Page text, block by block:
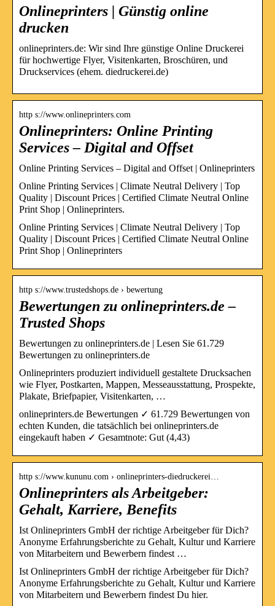
Onlineprinters | Günstig online
drucken
onlineprinters.de: Wir sind Ihre günstige Online Druckerei
für hochwertige Flyer, Visitenkarten, Broschüren, und
Druckservices (ehem. diedruckerei.de)
http s://www.onlineprinters.com
Onlineprinters: Online Printing
Services – Digital and Offset
Online Printing Services – Digital and Offset | Onlineprinters
Online Printing Services | Climate Neutral Delivery | Top
Quality | Discount Prices | Certified Climate Neutral Online
Print Shop | Onlineprinters.
Online Printing Services | Climate Neutral Delivery | Top
Quality | Discount Prices | Certified Climate Neutral Online
Print Shop | Onlineprinters
http s://www.trustedshops.de › bewertung
Bewertungen zu onlineprinters.de –
Trusted Shops
Bewertungen zu onlineprinters.de | Lesen Sie 61.729
Bewertungen zu onlineprinters.de
Onlineprinters produziert individuell gestaltete Drucksachen
wie Flyer, Postkarten, Mappen, Messeausstattung, Prospekte,
Plakate, Briefpapier, Visitenkarten, …
onlineprinters.de Bewertungen ✓ 61.729 Bewertungen von
echten Kunden, die tatsächlich bei onlineprinters.de
eingekauft haben ✓ Gesamtnote: Gut (4,43)
http s://www.kununu.com › onlineprinters-diedruckerei…
Onlineprinters als Arbeitgeber:
Gehalt, Karriere, Benefits
Ist Onlineprinters GmbH der richtige Arbeitgeber für Dich?
Anonyme Erfahrungsberichte zu Gehalt, Kultur und Karriere
von Mitarbeitern und Bewerbern findest …
Ist Onlineprinters GmbH der richtige Arbeitgeber für Dich?
Anonyme Erfahrungsberichte zu Gehalt, Kultur und Karriere
von Mitarbeitern und Bewerbern findest Du hier.